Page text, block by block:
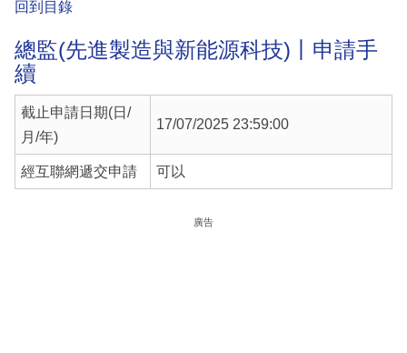
回到目錄
總監(先進製造與新能源科技)丨申請手
續
截止申請日期(日/
月/年)
17/07/2025 23:59:00
經互聯網遞交申請 可以
廣告